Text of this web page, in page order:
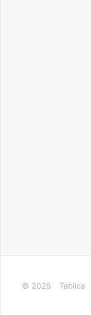
© 2026 Tablica